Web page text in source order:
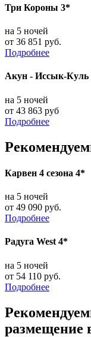
Три Короны 3*
на 5 ночей
от 36 851 руб.
Подробнее
Акун - Иссык-Куль
на 5 ночей
от 43 863 руб
Подробнее
Карвен 4 сезона 4*
на 5 ночей
от 49 090 руб.
Подробнее
Радуга West 4*
на 5 ночей
от 54 110 руб.
Подробнее
размещение